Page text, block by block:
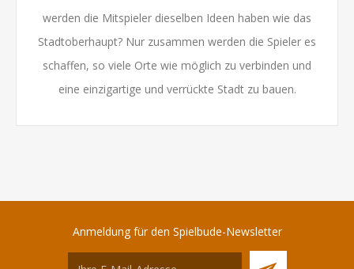
werden die Mitspieler dieselben Ideen haben wie das
Stadtoberhaupt? Nur zusammen werden die Spieler es
schaffen, so viele Orte wie möglich zu verbinden und
eine einzigartige und verrückte Stadt zu bauen.
Anmeldung für den Spielbude-Newsletter